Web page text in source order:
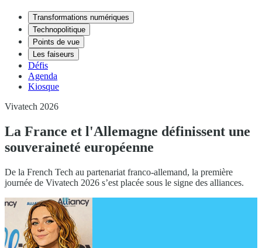
Transformations numériques
Technopolitique
Points de vue
Les faiseurs
Défis
Agenda
Kiosque
Vivatech 2026
La France et l'Allemagne définissent une
souveraineté européenne
De la French Tech au partenariat franco-allemand, la première
journée de Vivatech 2026 s’est placée sous le signe des alliances.